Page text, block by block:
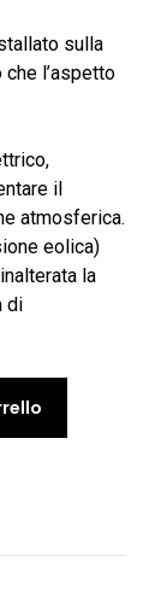
sulla
l’aspetto
il
atmosferica.
eolica)
la
di